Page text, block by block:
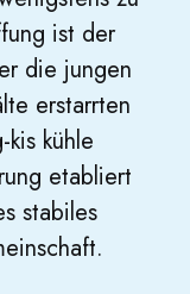
ist der
die jungen
erstarrten
kühle
etabliert
stabiles